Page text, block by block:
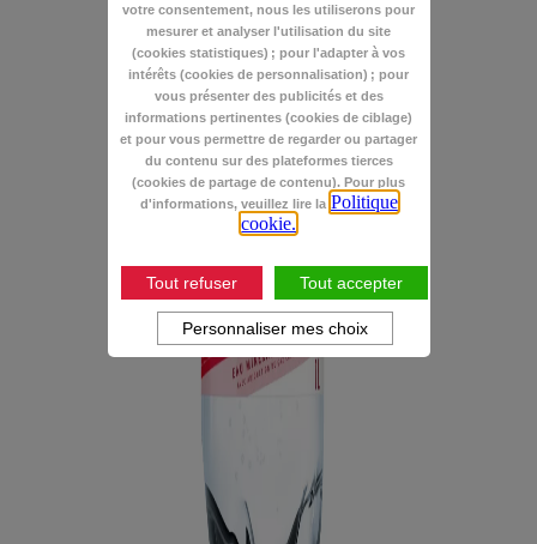
votre consentement, nous les utiliserons pour
mesurer et analyser l'utilisation du site
(cookies statistiques) ; pour l'adapter à vos
intérêts (cookies de personnalisation) ; pour
vous présenter des publicités et des
informations pertinentes (cookies de ciblage)
et pour vous permettre de regarder ou partager
du contenu sur des plateformes tierces
(cookies de partage de contenu). Pour plus
d'informations, veuillez lire la Politique
cookie.
Tout refuser Tout accepter
Personnaliser mes choix